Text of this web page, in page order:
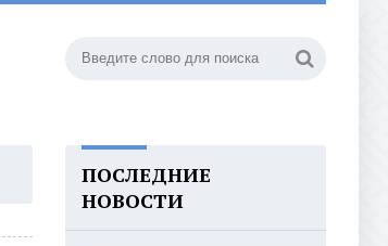
ПОСЛЕДНИЕ
НОВОСТИ